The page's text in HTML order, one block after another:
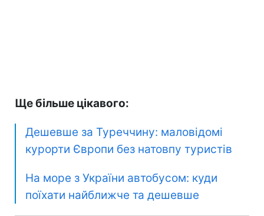
Ще більше цікавого:
Дешевше за Туреччину: маловідомі
курорти Європи без натовпу туристів
На море з України автобусом: куди
поїхати найближче та дешевше